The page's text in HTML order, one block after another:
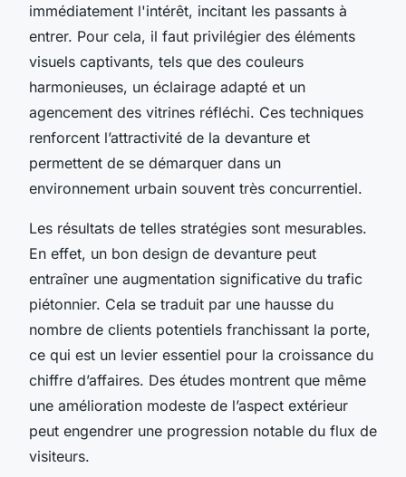
immédiatement l'intérêt, incitant les passants à
entrer. Pour cela, il faut privilégier des éléments
visuels captivants, tels que des couleurs
harmonieuses, un éclairage adapté et un
agencement des vitrines réfléchi. Ces techniques
renforcent l’attractivité de la devanture et
permettent de se démarquer dans un
environnement urbain souvent très concurrentiel.
Les résultats de telles stratégies sont mesurables.
En effet, un bon design de devanture peut
entraîner une augmentation significative du trafic
piétonnier. Cela se traduit par une hausse du
nombre de clients potentiels franchissant la porte,
ce qui est un levier essentiel pour la croissance du
chiffre d’affaires. Des études montrent que même
une amélioration modeste de l’aspect extérieur
peut engendrer une progression notable du flux de
visiteurs.